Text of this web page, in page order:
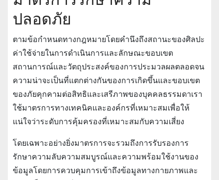
ปลอดภัย
ตามข้อกําหนดทางกฎหมายโดยคํานึงถึงสถานะของศิลปะ
ค่าใช้จ่ายในการดําเนินการและลักษณะขอบเขต
สถานการณ์และวัตถุประสงค์ของการประมวลผลตลอดจน
ความน่าจะเป็นที่แตกต่างกันของการเกิดขึ้นและขอบเขต
ของภัยคุกคามต่อสิทธิและเสรีภาพของบุคคลธรรมดาเรา
ใช้มาตรการทางเทคนิคและองค์กรที่เหมาะสมเพื่อให้
แน่ใจว่าระดับการคุ้มครองที่เหมาะสมกับความเสี่ยง
โดยเฉพาะอย่างยิ่งมาตรการจะรวมถึงการรับรองการ
รักษาความลับความสมบูรณ์และความพร้อมใช้งานของ
ข้อมูลโดยการควบคุมการเข้าถึงข้อมูลทางกายภาพและ